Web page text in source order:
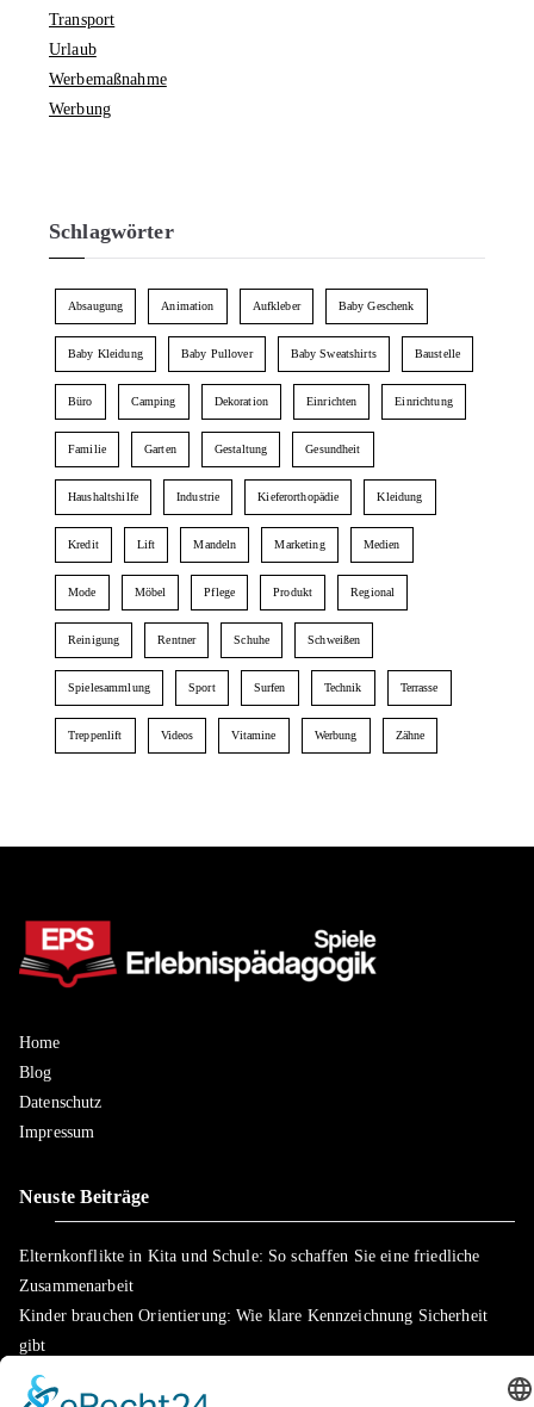
Transport
Urlaub
Werbemaßnahme
Werbung
Schlagwörter
Absaugung Animation Aufkleber Baby Geschenk
Baby Kleidung Baby Pullover Baby Sweatshirts Baustelle
Büro Camping Dekoration Einrichten Einrichtung
Familie Garten Gestaltung Gesundheit
Haushaltshilfe Industrie Kieferorthopädie Kleidung
Kredit Lift Mandeln Marketing Medien
Mode Möbel Pflege Produkt Regional
Reinigung Rentner Schuhe Schweißen
Spielesammlung Sport Surfen Technik Terrasse
Treppenlift Videos Vitamine Werbung Zähne
Home
Blog
Datenschutz
Impressum
Neuste Beiträge
Elternkonflikte in Kita und Schule: So schaffen Sie eine friedliche
Zusammenarbeit
Kinder brauchen Orientierung: Wie klare Kennzeichnung Sicherheit
gibt
Konzentration fördern: Die ideale Lernumgebung zu Hause schaffen